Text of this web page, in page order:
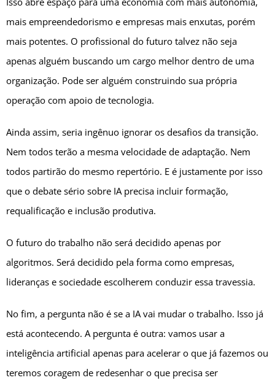
mais empreendedorismo e empresas mais enxutas, porém
mais potentes. O profissional do futuro talvez não seja
apenas alguém buscando um cargo melhor dentro de uma
organização. Pode ser alguém construindo sua própria
operação com apoio de tecnologia.
Ainda assim, seria ingênuo ignorar os desafios da transição.
Nem todos terão a mesma velocidade de adaptação. Nem
todos partirão do mesmo repertório. E é justamente por isso
que o debate sério sobre IA precisa incluir formação,
requalificação e inclusão produtiva.
O futuro do trabalho não será decidido apenas por
algoritmos. Será decidido pela forma como empresas,
lideranças e sociedade escolherem conduzir essa travessia.
No fim, a pergunta não é se a IA vai mudar o trabalho. Isso já
está acontecendo. A pergunta é outra: vamos usar a
inteligência artificial apenas para acelerar o que já fazemos ou
teremos coragem de redesenhar o que precisa ser